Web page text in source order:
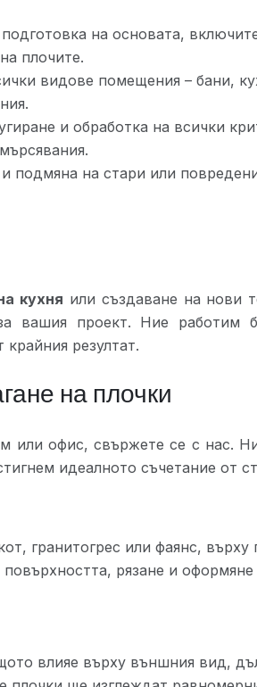
на основата,
плочите.
видове помещения – бани,
и обработка на всички
подмяна на стари или
кухня или създаване на нови
вашия проект. Ние работим
резултат.
на плочки
или офис, свържете се с нас.
идеалното съчетание от
гранитогрес или фаянс, върху
рязане и оформяне
влияе върху външния вид,